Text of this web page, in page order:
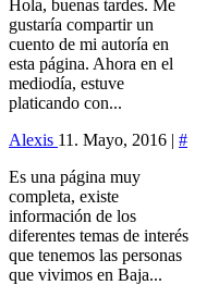
Hola, buenas tardes. Me
gustaría compartir un
cuento de mi autoría en
esta página. Ahora en el
mediodía, estuve
platicando con...
Alexis 11. Mayo, 2016 | #
Es una página muy
completa, existe
información de los
diferentes temas de interés
que tenemos las personas
que vivimos en Baja...